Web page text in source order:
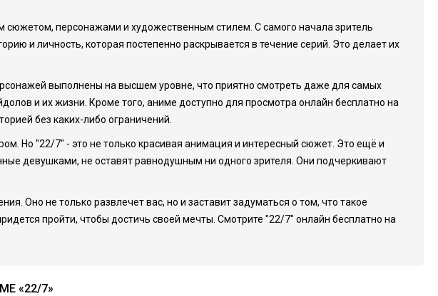
сюжетом, персонажами и художественным стилем. С самого начала зритель
и личность, которая постепенно раскрывается в течение серий. Это делает их
выполнены на высшем уровне, что приятно смотреть даже для самых
и их жизни. Кроме того, аниме доступно для просмотра онлайн бесплатно на
без каких-либо ограничений.
Но "22/7" - это не только красивая анимация и интересный сюжет. Это ещё и
девушками, не оставят равнодушным ни одного зрителя. Они подчеркивают
Оно не только развлечет вас, но и заставит задуматься о том, что такое
пройти, чтобы достичь своей мечты. Смотрите "22/7" онлайн бесплатно на
«22/7»